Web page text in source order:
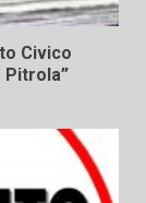
Civico
Pitrola”